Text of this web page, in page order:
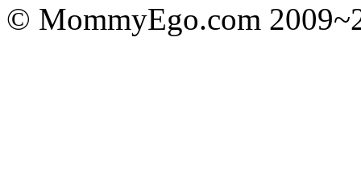
© MommyEgo.com